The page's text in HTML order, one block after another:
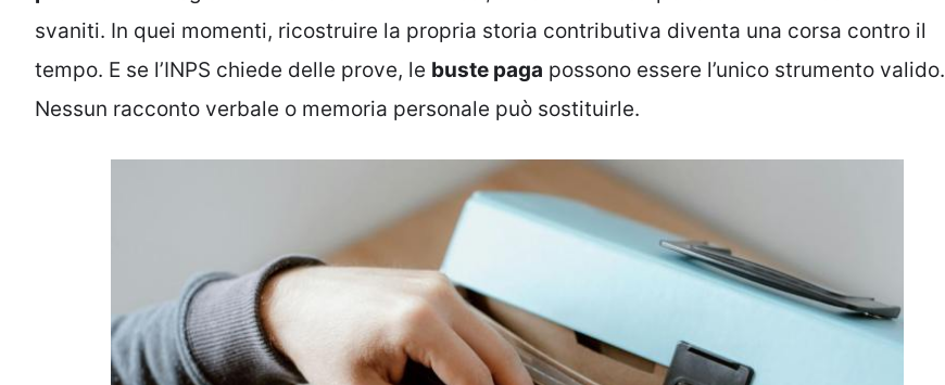
svaniti. In quei momenti, ricostruire la propria storia contributiva diventa una corsa contro il
tempo. E se l’INPS chiede delle prove, le buste paga possono essere l’unico strumento valido.
Nessun racconto verbale o memoria personale può sostituirle.